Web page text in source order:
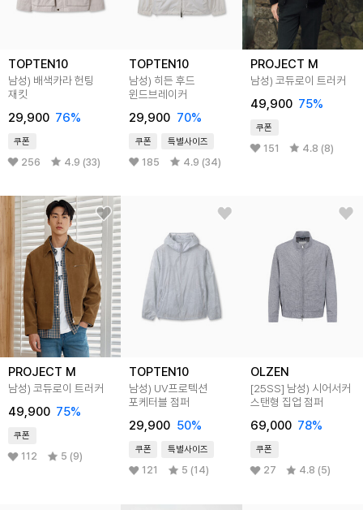
TOPTEN10
남성) 배색카라 헌팅
재킷
29,900 76%
쿠폰
256 4.9 (33)
TOPTEN10
남성) 히든 후드
윈드브레이커
29,900 70%
쿠폰 특별사이즈
185 4.9 (34)
PROJECT M
남성) 코듀로이 트러커
49,900 75%
쿠폰
151 4.8 (8)
PROJECT M
남성) 코듀로이 트러커
49,900 75%
쿠폰
112 5 (9)
TOPTEN10
남성) UV프로텍션
포케터블 점퍼
29,900 50%
쿠폰 특별사이즈
121 5 (14)
OLZEN
[25SS] 남성) 시어서커
스탠형 집업 점퍼
69,000 78%
쿠폰
27 4.8 (5)